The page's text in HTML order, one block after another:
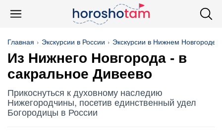
Главная Экскурсии в России Экскурсии в Нижнем Новгороде
Из Нижнего Новгорода - в
сакральное Дивеево
Прикоснуться к духовному наследию
Нижегородчины, посетив единственный удел
Богородицы в России